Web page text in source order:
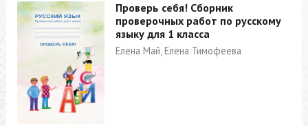
Проверь себя! Сборник
проверочных работ по русскому
языку для 1 класса
Елена Май, Елена Тимофеева